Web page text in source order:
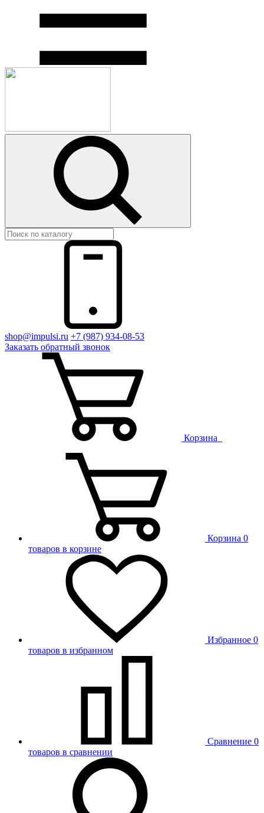
shop@impulsi.ru +7 (987) 934-08-53
Заказать обратный звонок
Корзина
Корзина 0
товаров в корзине
Избранное 0
товаров в избранном
Сравнение 0
товаров в сравнении